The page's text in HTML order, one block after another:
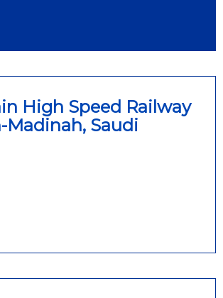
High Speed Railway
Madinah, Saudi